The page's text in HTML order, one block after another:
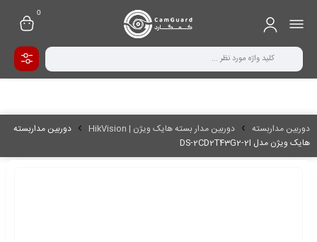
0
دوربین مداربسته دوربین مدار بسته هایک ویژن | HikVision
دوربین مداربسته
هایک ویژن مدل DS-2CD2T43G2-2I